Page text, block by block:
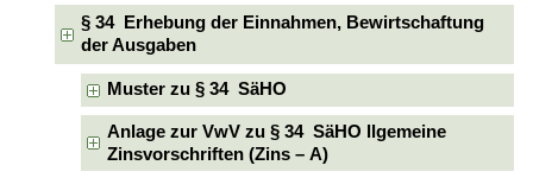
§ 34 Erhebung der Einnahmen, Bewirtschaftung
der Ausgaben
Muster zu § 34 SäHO
Anlage zur VwV zu § 34 SäHO llgemeine
Zinsvorschriften (Zins – A)